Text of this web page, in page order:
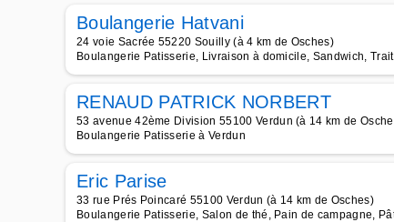
Boulangerie Hatvani
24 voie Sacrée 55220 Souilly (à 4 km de Osches)
Boulangerie Patisserie, Livraison à domicile, Sandwich,
RENAUD PATRICK NORBERT
53 avenue 42ème Division 55100 Verdun (à 14 km de
Boulangerie Patisserie à Verdun
Eric Parise
33 rue Prés Poincaré 55100 Verdun (à 14 km de Osches)
Boulangerie Patisserie, Salon de thé, Pain de campagne,